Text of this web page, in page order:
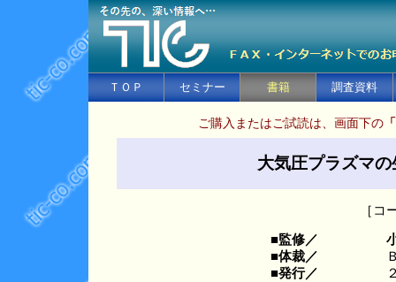
ＴＯＰ セミナー 書籍 調査資料
ご購入またはご試読は、画面下の
大気圧プラズマ
［コ
■監修／
■体裁／
■発行／